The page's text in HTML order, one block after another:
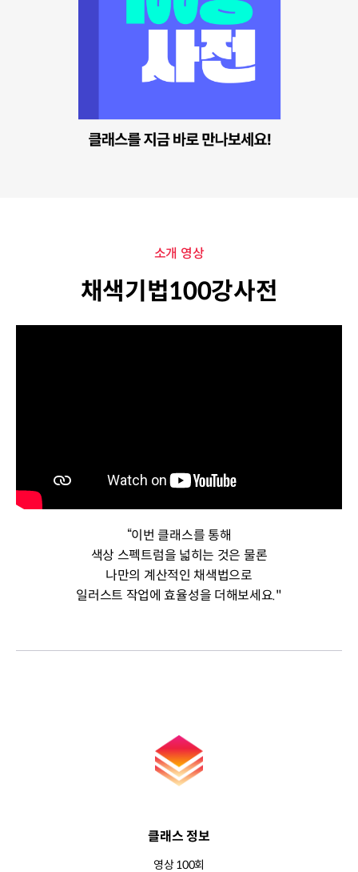
소개 영상
채색기법100강사전
“이번 클래스를 통해
색상 스펙트럼을 넓히는 것은 물론
나만의 계산적인 채색법으로
일러스트 작업에 효율성을 더해보세요."
클래스 정보
영상 100회